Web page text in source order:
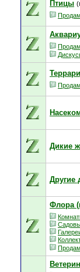
Птицы
Дикие
Флора